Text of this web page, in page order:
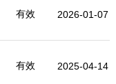
有效 2026-01-07
有效 2025-04-14